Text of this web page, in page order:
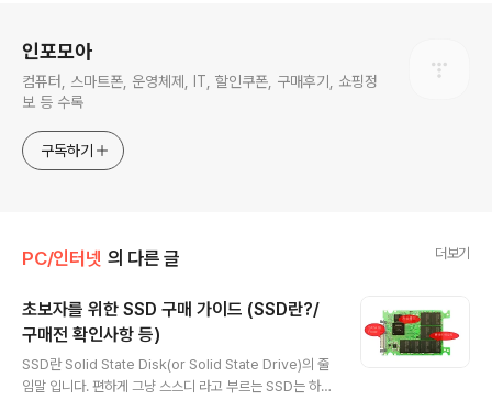
인포모아
컴퓨터, 스마트폰, 운영체제, IT, 할인쿠폰, 구매후기, 쇼핑정
보 등 수록
구독하기
PC/인터넷 의 다른 글 더보기
초보자를 위한 SSD 구매 가이드 (SSD란?/
구매전 확인사항 등)
SSD란 Solid State Disk(or Solid State Drive)의 줄
임말 입니다. 편하게 그냥 스스디 라고 부르는 SSD는 하드